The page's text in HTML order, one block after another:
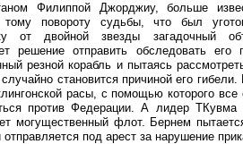
Филиппой Джорджиу, больше
повороту судьбы, что был
от двойной звезды загадочный
решение отправить обследовать
резной корабль и пытаясь
становится причиной его
расы, с помощью которого
против Федерации. А лидер ТКувма
могущественный флот. Бернем
под арест за нарушение